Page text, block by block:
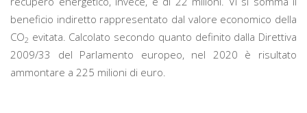
beneficio indiretto rappresentato dal valore economico della
CO2 evitata. Calcolato secondo quanto definito dalla Direttiva
2009/33 del Parlamento europeo, nel 2020 è risultato
ammontare a 225 milioni di euro.